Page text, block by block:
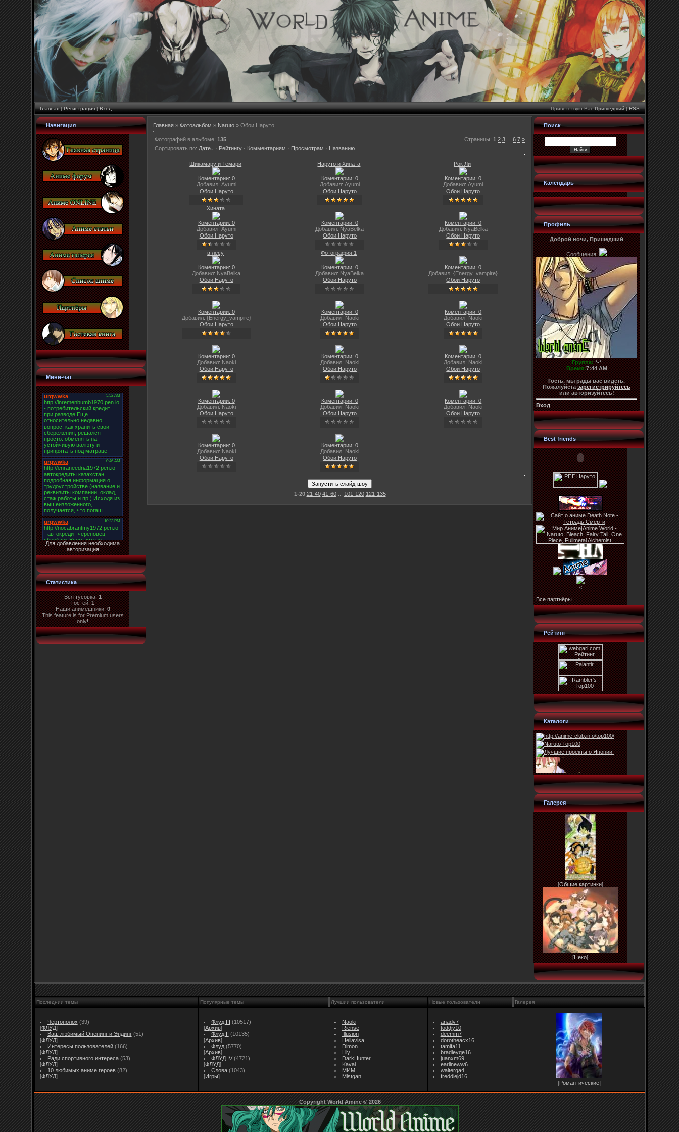
Главная|Регистрация|Вход Приветствую Вас Пришедший|RSS
Навигация
Мини-чат
Для добавления необходима
авторизация
Статистика
Вся тусовка:1
Гостей:1
Наши анимешники:0
This feature is for Premium users
only!
Главная » Фотоальбом » Naruto » Обои Наруто
Фотографий в альбоме: 135 Страницы: 1 2 3 6 7 »
Сортировать по: Дате · Рейтингу · Комментариям · Просмотрам · Названию
Шикамару и Темари
Коментарии: 0
Добавил: Ayumi
Обои Наруто
Наруто и Хината
Коментарии: 0
Добавил: Ayumi
Обои Наруто
Рок Ли
Коментарии: 0
Добавил: Ayumi
Обои Наруто
Хината
Коментарии: 0
Добавил: Ayumi
Обои Наруто
Коментарии: 0
Добавил: NyaBelka
Обои Наруто
Коментарии: 0
Добавил: NyaBelka
Обои Наруто
в лесу
Коментарии: 0
Добавил: NyaBelka
Обои Наруто
Фотография 1
Коментарии: 0
Добавил: NyaBelka
Обои Наруто
Коментарии: 0
Добавил: {Energy_vampire}
Обои Наруто
Коментарии: 0
Добавил: {Energy_vampire}
Обои Наруто
Коментарии: 0
Добавил: Naoki
Обои Наруто
Коментарии: 0
Добавил: Naoki
Обои Наруто
Коментарии: 0
Добавил: Naoki
Обои Наруто
Коментарии: 0
Добавил: Naoki
Обои Наруто
Коментарии: 0
Добавил: Naoki
Обои Наруто
Коментарии: 0
Добавил: Naoki
Обои Наруто
Коментарии: 0
Добавил: Naoki
Обои Наруто
Коментарии: 0
Добавил: Naoki
Обои Наруто
Коментарии: 0
Добавил: Naoki
Обои Наруто
Коментарии: 0
Добавил: Naoki
Обои Наруто
1-20 21-40 41-60 101-120 121-135
Поиск
Календарь
Профиль
Доброй ночи, Пришедший
Сообщения:
Группа: *-*
Время:7:44 AM
Гость, мы рады вас видеть.
Пожалуйстазарегистрируйтесь
или авторизуйтесь!
Вход
Best friends
<
Все партнёры
Рейтинг
Каталоги
Галерея
[Общие картинки]
[Неко]
Последнии темы Популярные темы Лучшии пользователи Новые пользователи Галерея
Чертополох (39)
[ФЛУД]
Ваш любимый Опенинг и Эндинг (51)
[ФЛУД]
Интересы пользователей (166)
[ФЛУД]
Ради спортивного интереса (53)
[ФЛУД]
10 любимых аниме героев (82)
[ФЛУД]
Флуд III (10517)
[Архив]
Флуд II (10135)
[Архив]
Флуд (5770)
[Архив]
ФЛУД IV (4721)
[ФЛУД]
Слова (1043)
[Игры]
Naoki
Riense
Illusion
Hellavisa
Dimon
Lily
DarkHunter
Kavai
МИМ
Mistgan
anadv7
toddjy10
deemm7
dorotheacx16
tamifa11
bradleyqe16
juanxm69
earlineww6
walterga4
freddiejd16
[Романтические]
Copyright World Amine © 2026